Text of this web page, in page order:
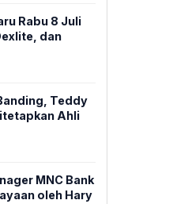
Rabu 8 Juli
dan
Teddy
Ahli
MNC Bank
oleh Hary